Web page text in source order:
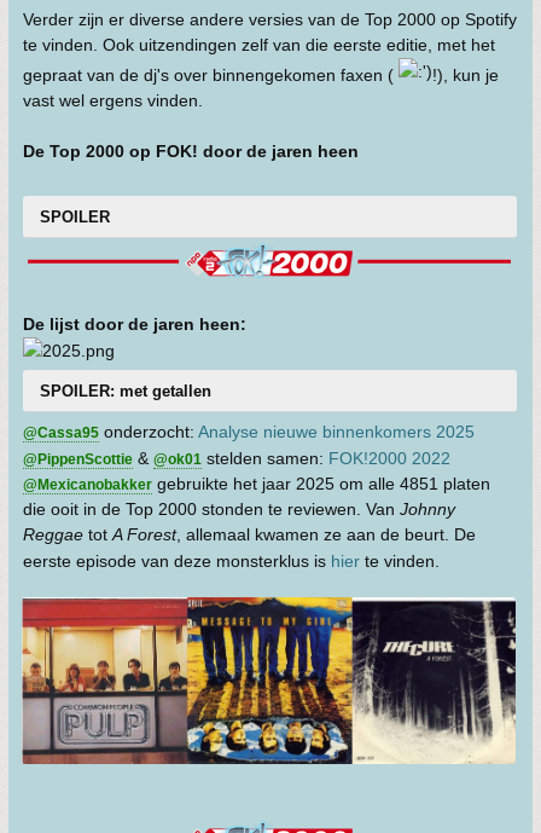
Verder zijn er diverse andere versies van de Top 2000 op Spotify
te vinden. Ook uitzendingen zelf van die eerste editie, met het
gepraat van de dj's over binnengekomen faxen (
!), kun je
vast wel ergens vinden.
De Top 2000 op FOK! door de jaren heen
SPOILER
De lijst door de jaren heen:
SPOILER: met getallen
@Cassa95 onderzocht: Analyse nieuwe binnenkomers 2025
@PippenScottie & @ok01 stelden samen: FOK!2000 2022
@Mexicanobakker gebruikte het jaar 2025 om alle 4851 platen
die ooit in de Top 2000 stonden te reviewen. Van Johnny
Reggae tot A Forest, allemaal kwamen ze aan de beurt. De
eerste episode van deze monsterklus is hier te vinden.